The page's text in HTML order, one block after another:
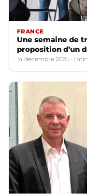
FRANCE
Une semaine de
proposition d’un
14 décembre 2025 1 min